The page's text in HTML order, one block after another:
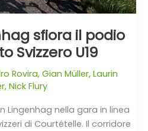
sfiora il podio
Svizzero U19
Rovira, Gian Müller, Laurin
, Nick Flury
Lingenhag nella gara in linea
di Courtételle. Il corridore